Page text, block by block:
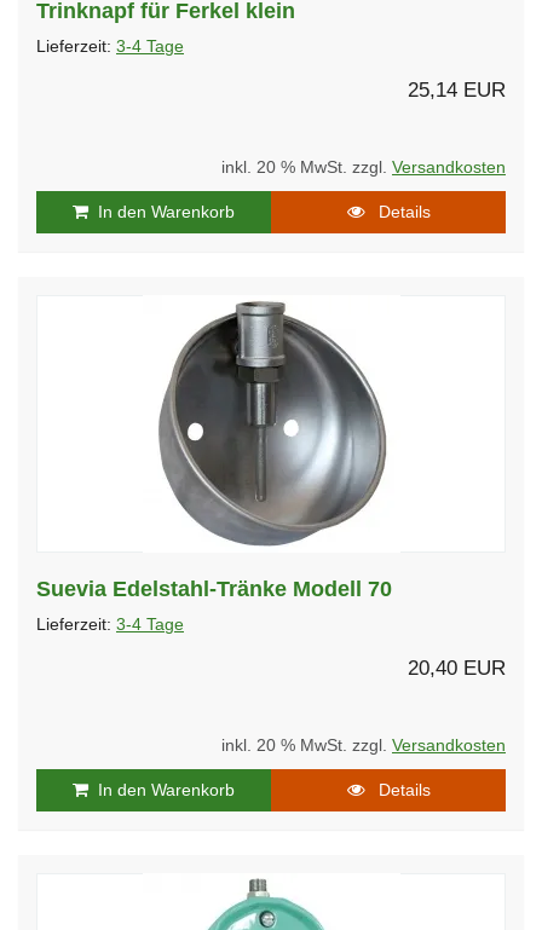
Trinknapf für Ferkel klein
Lieferzeit: 3-4 Tage
25,14 EUR
inkl. 20 % MwSt. zzgl. Versandkosten
In den Warenkorb Details
Suevia Edelstahl-Tränke Modell 70
Lieferzeit: 3-4 Tage
20,40 EUR
inkl. 20 % MwSt. zzgl. Versandkosten
In den Warenkorb Details